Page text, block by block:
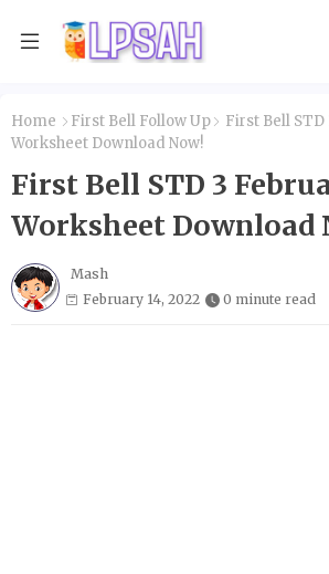
Home First Bell Follow Up
First Bell STD
Worksheet Download Now!
First Bell STD 3
Worksheet Download
Mash
February 14, 2022
0 minute read